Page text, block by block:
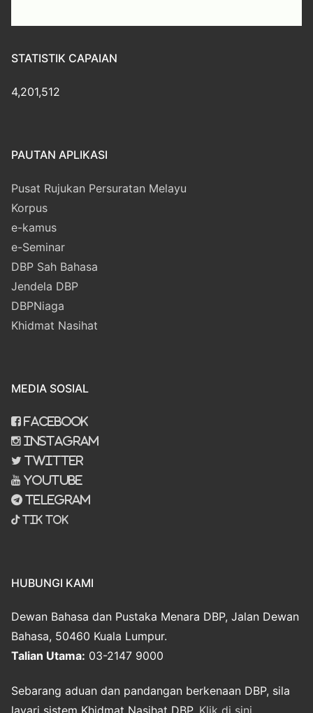
STATISTIK CAPAIAN
4,201,512
PAUTAN APLIKASI
Pusat Rujukan Persuratan Melayu
Korpus
e-kamus
e-Seminar
DBP Sah Bahasa
Jendela DBP
DBPNiaga
Khidmat Nasihat
MEDIA SOSIAL
Facebook
Instagram
Twitter
Youtube
Telegram
Tik Tok
HUBUNGI KAMI
Dewan Bahasa dan Pustaka Menara DBP, Jalan Dewan
Bahasa, 50460 Kuala Lumpur.
Talian Utama: 03-2147 9000
Sebarang aduan dan pandangan berkenaan DBP, sila